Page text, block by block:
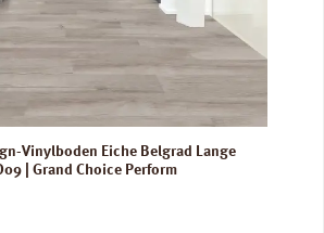
Vinylboden Eiche Belgrad Lange
| Grand Choice Perform